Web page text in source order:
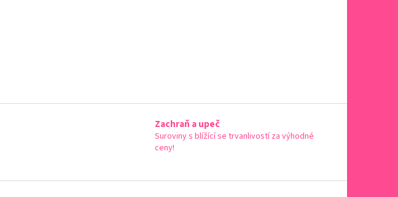
Zachraň a upeč
Suroviny s blížící se trvanlivostí za výhodné
ceny!